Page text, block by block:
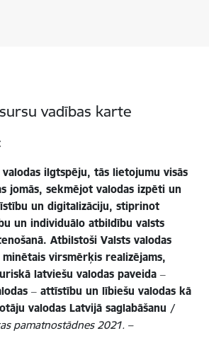
vadības karte
ilgtspēju, tās lietojumu visās
jomās, sekmējot valodas izpēti un
un digitalizāciju, stiprinot
un individuālo atbildību valsts
Atbilstoši Valsts valodas
virsmērķis realizējams,
latviešu valodas paveida ‒
‒ attīstību un lībiešu valodas kā
valodas Latvijā saglabāšanu /
pamatnostādnes 2021. –